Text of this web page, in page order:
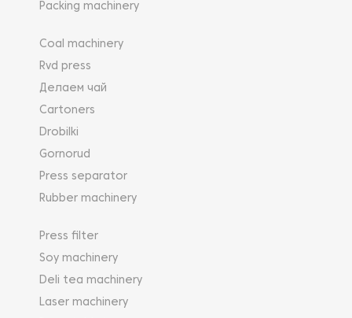
Packing machinery
Coal machinery
Rvd press
Делаем чай
Cartoners
Drobilki
Gornorud
Press separator
Rubber machinery
Press filter
Soy machinery
Deli tea machinery
Laser machinery